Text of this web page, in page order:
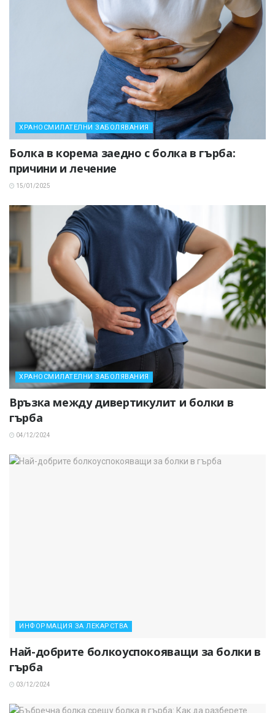
ХРАНОСМИЛАТЕЛНИ ЗАБОЛЯВАНИЯ
Болка в корема заедно с болка в гърба:
причини и лечение
15/01/2025
ХРАНОСМИЛАТЕЛНИ ЗАБОЛЯВАНИЯ
Връзка между дивертикулит и болки в
гърба
04/12/2024
ИНФОРМАЦИЯ ЗА ЛЕКАРСТВА
Най-добрите болкоуспокояващи за болки в
гърба
03/12/2024